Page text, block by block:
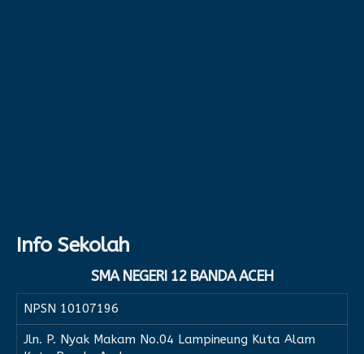
Info Sekolah
SMA NEGERI 12 BANDA ACEH
NPSN 10107196
Jln. P. Nyak Makam No.04 Lampineung Kuta Alam